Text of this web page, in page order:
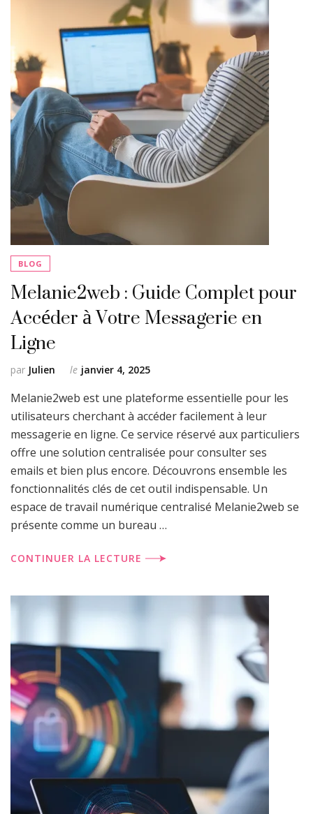
BLOG
Melanie2web : Guide Complet pour
Accéder à Votre Messagerie en
Ligne
par Julien le janvier 4, 2025
Melanie2web est une plateforme essentielle pour les
utilisateurs cherchant à accéder facilement à leur
messagerie en ligne. Ce service réservé aux particuliers
offre une solution centralisée pour consulter ses
emails et bien plus encore. Découvrons ensemble les
fonctionnalités clés de cet outil indispensable. Un
espace de travail numérique centralisé Melanie2web se
présente comme un bureau …
CONTINUER LA LECTURE